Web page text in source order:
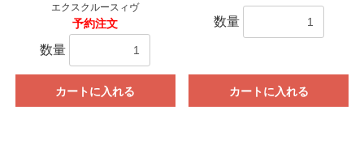
エクスクルースィヴ
予約注文
数量
カートに入れる
数量
カートに入れる